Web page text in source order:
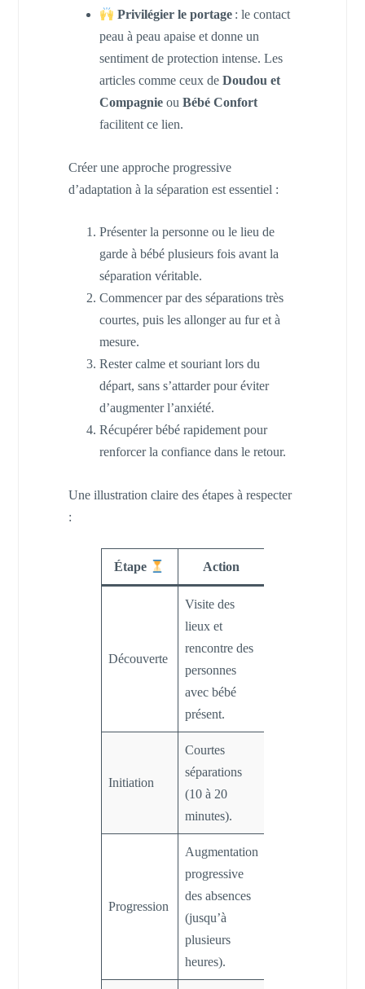
Privilégier le portage : le contact
peau à peau apaise et donne un
sentiment de protection intense. Les
articles comme ceux de Doudou et
Compagnieou Bébé Confort
facilitent ce lien.
Créer une approche progressive
d’adaptation à la séparation est essentiel :
Présenter la personne ou le lieu de
garde à bébé plusieurs fois avant la
séparation véritable.
Commencer par des séparations très
courtes, puis les allonger au fur et à
mesure.
Rester calme et souriant lors du
départ, sans s’attarder pour éviter
d’augmenter l’anxiété.
Récupérer bébé rapidement pour
renforcer la confiance dans le retour.
Une illustration claire des étapes à respecter
:
Étape Action
Découverte
Visite des
lieux et
rencontre des
personnes
avec bébé
présent.
Initiation
Courtes
séparations
(10 à 20
minutes).
Progression
Augmentation
progressive
des absences
(jusqu’à
plusieurs
heures).